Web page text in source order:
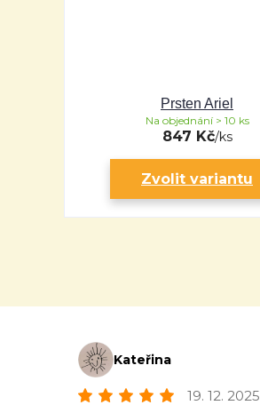
Prsten Ariel
847 Kč/ks
Na objednání > 10 ks
Zvolit variantu
Kateřina
19. 12. 2025